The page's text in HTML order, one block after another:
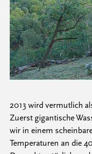
2013 wird vermutlich
Zuerst gigantische
wir in einem
Temperaturen an die